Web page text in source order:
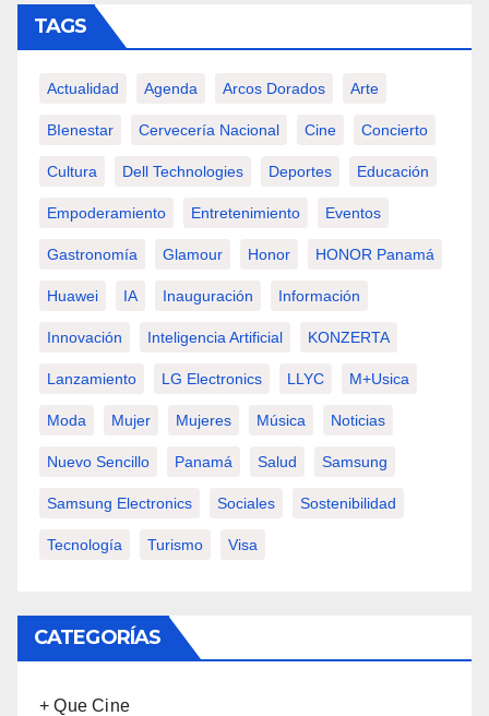
TAGS
Actualidad Agenda Arcos Dorados Arte
BIenestar Cervecería Nacional Cine Concierto
Cultura Dell Technologies Deportes Educación
Empoderamiento Entretenimiento Eventos
Gastronomía Glamour Honor HONOR Panamá
Huawei IA Inauguración Información
Innovación Inteligencia Artificial KONZERTA
Lanzamiento LG Electronics LLYC M+usica
Moda Mujer Mujeres Música Noticias
Nuevo Sencillo Panamá Salud Samsung
Samsung Electronics Sociales Sostenibilidad
Tecnología Turismo Visa
CATEGORÍAS
+ Que Cine